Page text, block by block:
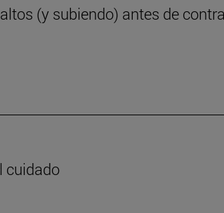
(y subiendo) antes de
cuidado